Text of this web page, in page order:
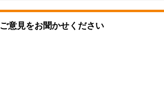
意見をお聞かせください